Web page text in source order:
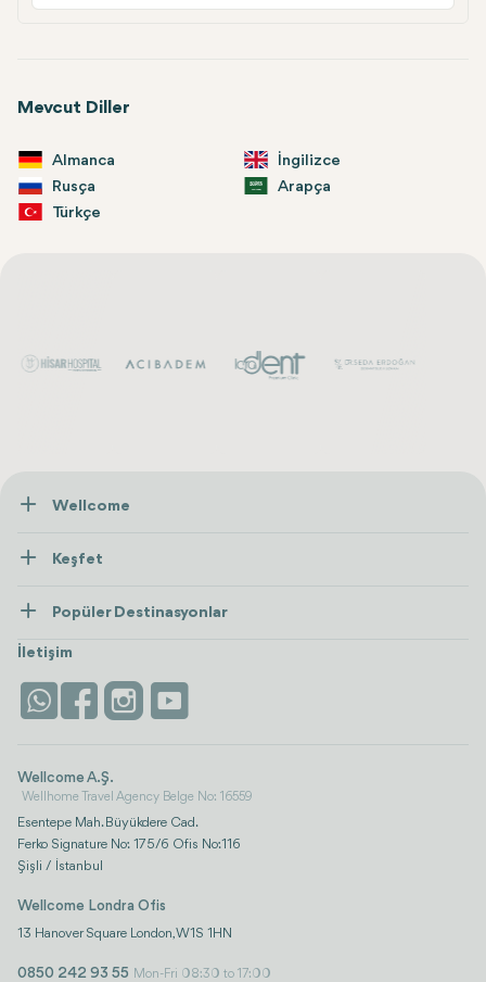
Mevcut Diller
Almanca
İngilizce
Rusça
Arapça
Türkçe
Wellcome
İletişim
Keşfet
Wellness
Konaklama
Life Platform
Popüler Destinasyonlar
Tümünü Gör
İstanbul
İletişim
Wellcome A.Ş.
Wellhome Travel Agency Belge No: 16559
Esentepe Mah. Büyükdere Cad.
Ferko Signature No: 175/6 Ofis No:116
Şişli / İstanbul
Wellcome Londra Ofis
13 Hanover Square London, W1S 1HN
0850 242 93 55 Mon-Fri 08:30 to 17:00